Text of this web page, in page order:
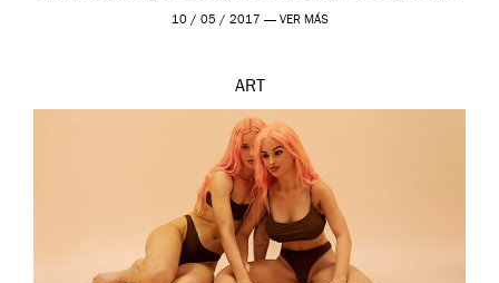
en una de las actuaciones más relevantes […]
10 / 05 / 2017 — VER MÁS
ART